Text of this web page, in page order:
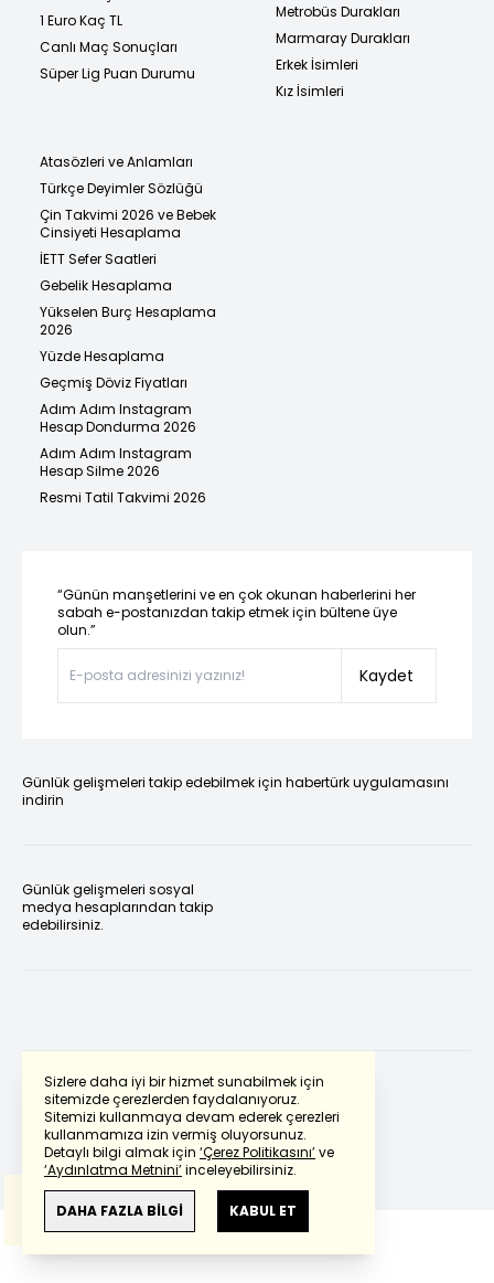
Sizlere daha iyi bir hizmet sunabilmek için
sitemizde çerezlerden faydalanıyoruz.
Sitemizi kullanmaya devam ederek çerezleri
kullanmamıza izin vermiş oluyorsunuz.
Detaylı bilgi almak için ‘Çerez Politikasını’ve
‘Aydınlatma Metnini’inceleyebilirsiniz.
DAHA FAZLA BİLGİ KABUL ET
1 Euro Kaç TL
Canlı Maç Sonuçları
Süper Lig Puan Durumu
Metrobüs Durakları
Marmaray Durakları
Erkek İsimleri
Kız İsimleri
Atasözleri ve Anlamları
Türkçe Deyimler Sözlüğü
Çin Takvimi 2026 ve Bebek
Cinsiyeti Hesaplama
İETT Sefer Saatleri
Gebelik Hesaplama
Yükselen Burç Hesaplama
2026
Yüzde Hesaplama
Geçmiş Döviz Fiyatları
Adım Adım Instagram
Hesap Dondurma 2026
Adım Adım Instagram
Hesap Silme 2026
Resmi Tatil Takvimi 2026
“Günün manşetlerini ve en çok okunan haberlerini her
sabah e-postanızdan takip etmek için bültene üye
olun.”
Kaydet
Günlük gelişmeleri takip edebilmek için habertürk uygulamasını
indirin
Günlük gelişmeleri sosyal
medya hesaplarından takip
edebilirsiniz.
Powered by Translate
Bu çevirideGoogle Transletekullanılmıştır.
Anlam ve çeviri hatalarından
haberturk.com
sorumlu değildir.